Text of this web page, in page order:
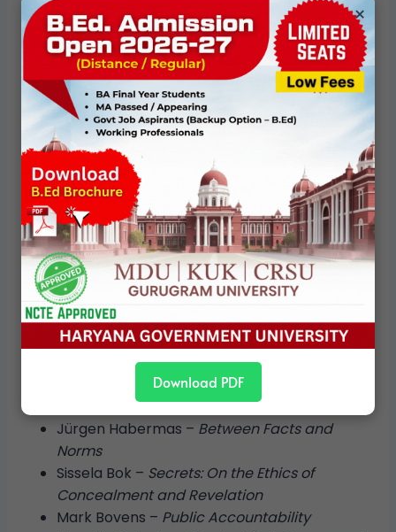
व्हिसलब्लोइंग आधुनिक शासन के नैतिक अंतर्विरोधों को उजागर करता
है। पारदर्शिता, गोपनीयता, सुरक्षा और उत्तरदायित्व परस्पर विरोधी नहीं,
बल्कि एक नाजुक संतुलन में स्थित मूल्य हैं। व्हिसलब्लोइंग इस संतुलन
की परीक्षा लेता है और समाज को सत्ता, गोपनीयता और नैतिक
जिम्मेदारी पर पुनर्विचार करने के लिए बाध्य करता है।
नैतिक शासन का उद्देश्य इन मूल्यों के बीच संघर्ष को समाप्त करना नहीं,
बल्कि उन्हेंजिम्मेदारी और विवेक के साथ प्रबंधित करना है।
References / Suggested
Readings
Hannah Arendt –Responsibility and
Dennis F. Thompson –Political Ethics and
Public Office
Jürgen Habermas – Between Facts and
Norms
Sissela Bok – Secrets: On the Ethics of
Concealment and Revelation
Mark Bovens – Public Accountability
×
Download PDF